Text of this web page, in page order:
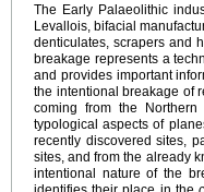
The Early Palaeolithic
Levallois, bifacial
denticulates, scrapers and
breakage represents a
and provides important
the intentional breakage of
coming from the
typological aspects of
recently discovered sites,
sites, and from the already
intentional nature of the